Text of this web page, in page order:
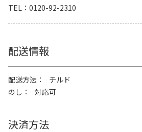
TEL
0120-92-2310
配送情報
配送方法
チルド
のし
対応可
決済方法